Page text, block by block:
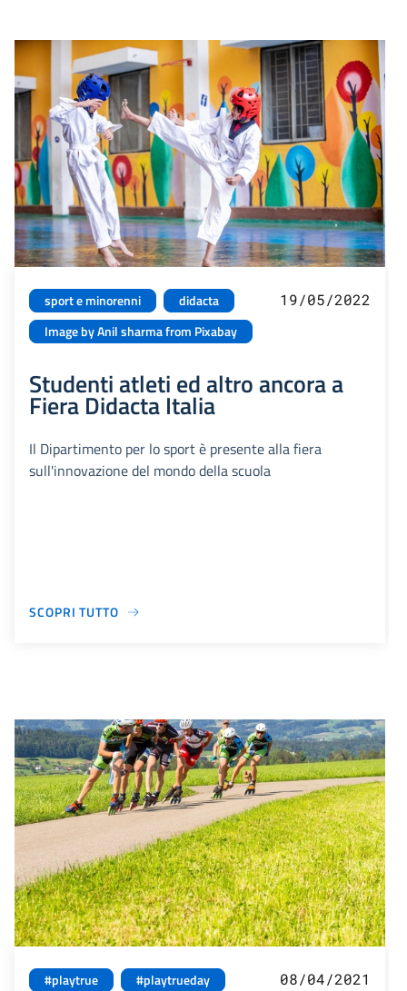
sport e minorenni
didacta
Image by Anil sharma from Pixabay
19/05/2022
Studenti atleti ed altro ancora a
Fiera Didacta Italia
Il Dipartimento per lo sport è presente alla fiera
sull'innovazione del mondo della scuola
SCOPRI TUTTO
#playtrue
#playtrueday
08/04/2021